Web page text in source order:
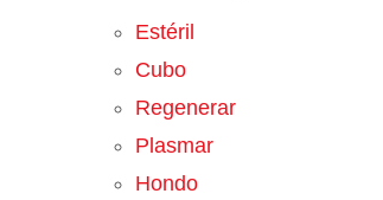
Estéril
Cubo
Regenerar
Plasmar
Hondo